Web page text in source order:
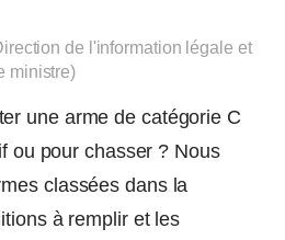
de l'information légale et
ministre)
une arme de catégorie C
ou pour chasser ? Nous
classées dans la
à remplir et les